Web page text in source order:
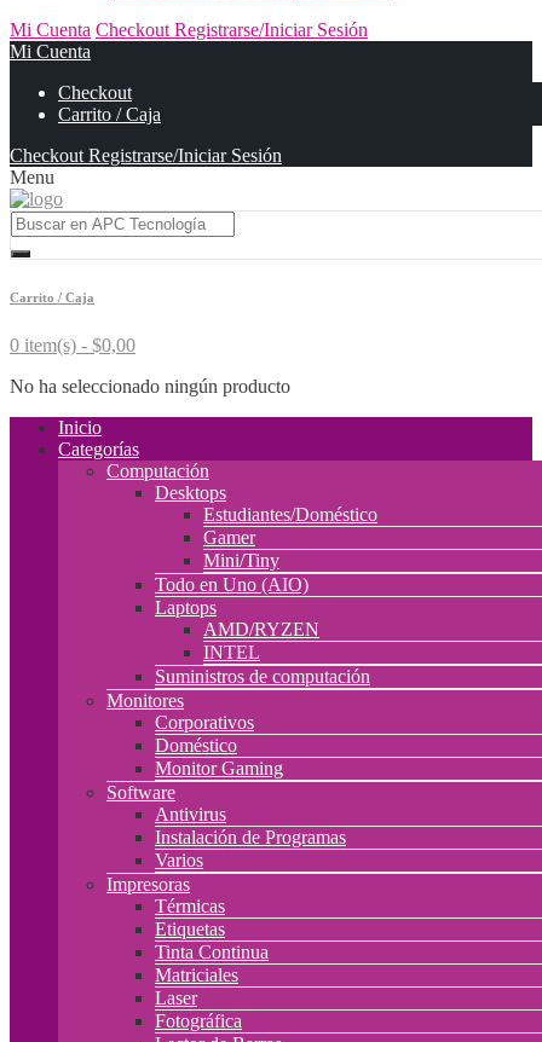
Mi Cuenta Checkout Registrarse/Iniciar Sesión
Mi Cuenta
Checkout
Carrito / Caja
Checkout Registrarse/Iniciar Sesión
Menu
Carrito / Caja
0 item(s) - $0,00
No ha seleccionado ningún producto
Inicio
Categorías
Computación
Desktops
Estudiantes/Doméstico
Gamer
Mini/Tiny
Todo en Uno (AIO)
Laptops
AMD/RYZEN
INTEL
Suministros de computación
Monitores
Corporativos
Doméstico
Monitor Gaming
Software
Antivirus
Instalación de Programas
Varios
Impresoras
Térmicas
Etiquetas
Tinta Continua
Matriciales
Laser
Fotográfica